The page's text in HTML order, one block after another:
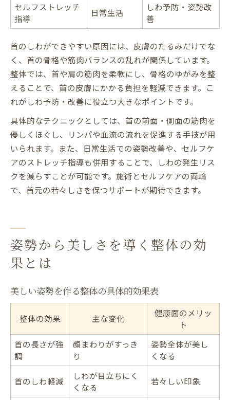
セルフストレッチ
指導
日常生活
しわ予防・姿勢改
善
首のしわができやすい原因には、皮膚のたるみだけでな
く、首の骨格や筋肉バランスの乱れが関係しています。
整体では、首や肩の筋肉を柔軟にし、骨格のゆがみを整
えることで、首の皮膚にかかる負担を軽減できます。こ
れがしわ予防・改善に役立つ大きなポイントです。
具体的なテクニックとしては、首の前面・側面の筋肉を
優しくほぐし、リンパや血流の流れを促進する手技が用
いられます。また、日常生活での姿勢改善や、セルフケ
アのストレッチ指導も併用することで、しわの発生リス
クを減らすことが可能です。施術とセルフケアの両輪
で、首元の若々しさを保つサポートが期待できます。
姿勢から美しさを導く整体の効
果とは
美しい姿勢を作る整体の具体的効果表
整体の効果 主な変化
健康面のメリッ
ト
首の長さが強
調
顔まわりがすっき
り
姿勢全体が美し
くなる
首のしわ軽減
しわが目立ちにく
くなる
若々しい印象